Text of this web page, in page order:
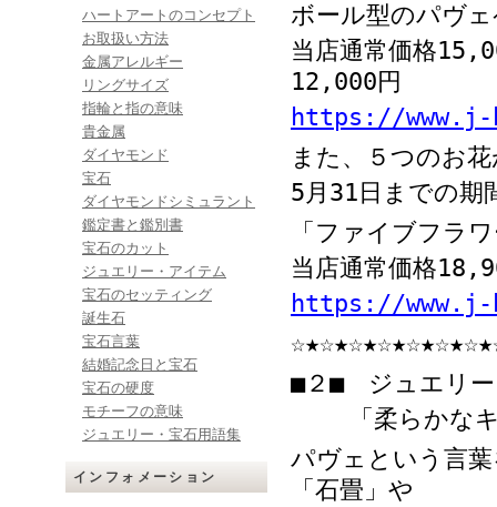
ハートアートのコンセプト
お取扱い方法
金属アレルギー
リングサイズ
指輪と指の意味
貴金属
ダイヤモンド
宝石
ダイヤモンドシミュラント
鑑定書と鑑別書
宝石のカット
ジュエリー・アイテム
宝石のセッティング
誕生石
宝石言葉
結婚記念日と宝石
宝石の硬度
モチーフの意味
ジュエリー・宝石用語集
インフォメーション
ボール型のパヴ
当店通常価格
12,000 円
https://www.j-
また、５つのお
5月 31 日までの期
「ファイブフラ
当店通常価格
https://www.j-
■２■ ジュエリー
「柔らかな
パヴェという言
「石畳」や